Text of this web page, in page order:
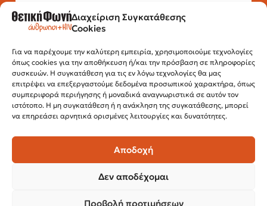
Διαχείριση Συγκατάθεσης
Cookies
Για να παρέχουμε την καλύτερη εμπειρία, χρησιμοποιούμε τεχνολογίες
όπως cookies για την αποθήκευση ή/και την πρόσβαση σε πληροφορίες
συσκευών. Η συγκατάθεση για τις εν λόγω τεχνολογίες θα μας
επιτρέψει να επεξεργαστούμε δεδομένα προσωπικού χαρακτήρα, όπως
συμπεριφορά περιήγησης ή μοναδικά αναγνωριστικά σε αυτόν τον
ιστότοπο. Η μη συγκατάθεση ή η ανάκληση της συγκατάθεσης, μπορεί
να επηρεάσει αρνητικά ορισμένες λειτουργίες και δυνατότητες.
Αποδοχή
Δεν αποδέχομαι
Προβολή προτιμήσεων
Τηλέφωνο: 2315 525 020
Fax: 210 32 15 644
Εγνατίας 112, 3ος όροφος, 54622,
Θεσσαλονίκη
Ώρες λειτουργίας:
Δευτέρα – Παρασκευή, 10:00 –14:00